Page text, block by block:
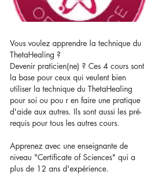
Vous voulez apprendre la technique du
ThetaHealing ?
Devenir praticien(ne) ?​ Ces 4 cours sont
la base pour ceux qui veulent bien
utiliser la technique du ThetaHealing
pour soi ou pou r en faire une pratique
d'aide aux autres. Ils sont aussi les pré-
requis pour tous les autres cours.
Apprenez avec une enseignante de
niveau "Certificate of Sciences" qui a
plus de 12 ans d'expérience.